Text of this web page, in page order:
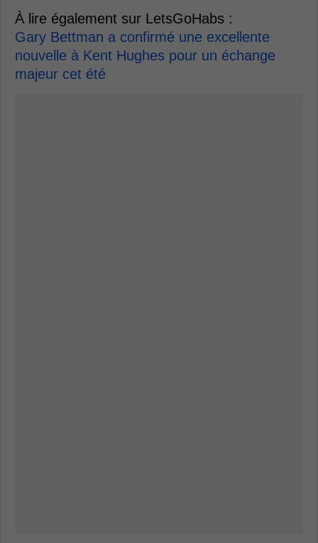
À lire également sur LetsGoHabs :
Gary Bettman a confirmé une excellente
nouvelle à Kent Hughes pour un échange
majeur cet été